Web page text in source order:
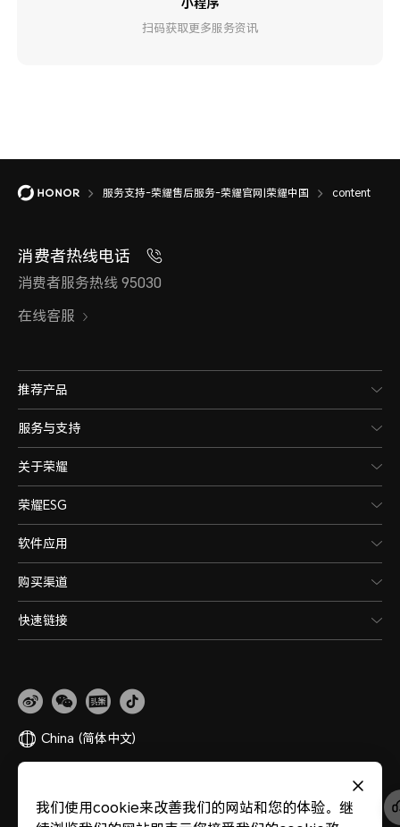
小程序
扫码获取更多服务资讯
服务支持-荣耀售后服务-荣耀官网|荣耀中国 content
消费者热线电话
消费者服务热线 95030
在线客服
推荐产品
服务与支持
关于荣耀
荣耀ESG
软件应用
购买渠道
快速链接
China (简体中文)
版权所有 © 荣耀终端股份有限公司 2020-2026 保留一切权利。
我们使用cookie来改善我们的网站和您的体验。继